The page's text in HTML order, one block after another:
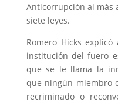
Anticorrupción al más
siete leyes.
Romero Hicks
institución del fuero
que se le llama la
que ningún miembro
recriminado o